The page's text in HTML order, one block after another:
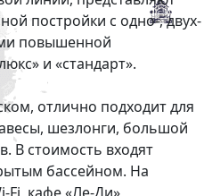
постройки с одно-, двух-
повышенной
и «стандарт».
отлично подходит для
шезлонги, большой
В стоимость входят
бассейном. На